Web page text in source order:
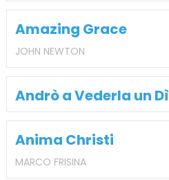
Amazing Grace
JOHN NEWTON
Andrò a Vederla un Dì
Anima Christi
MARCO FRISINA